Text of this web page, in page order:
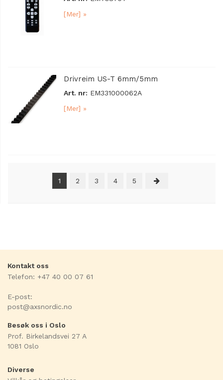
[Mer] »
Drivreim US-T 6mm/5mm
Art. nr: EM331000062A
[Mer] »
1 2 3 4 5
Kontakt oss
Telefon: +47 40 00 07 61
E-post:
post@axsnordic.no
Besøk oss i Oslo
Prof. Birkelandsvei 27 A
1081 Oslo
Diverse